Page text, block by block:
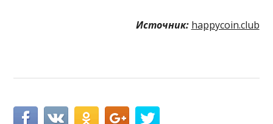
Источник: happycoin.club